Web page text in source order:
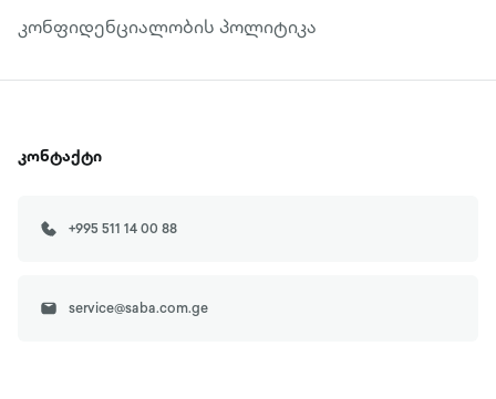
კონფიდენციალობის პოლიტიკა
კონტაქტი
+995 511 14 00 88
service@saba.com.ge